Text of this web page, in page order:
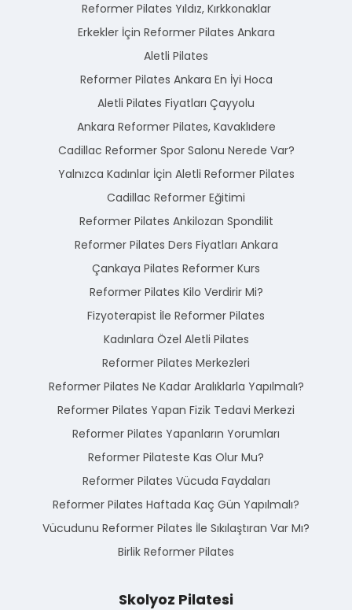
Reformer Pilates Yıldız, Kırkkonaklar
Erkekler İçin Reformer Pilates Ankara
Aletli Pilates
Reformer Pilates Ankara En İyi Hoca
Aletli Pilates Fiyatları Çayyolu
Ankara Reformer Pilates, Kavaklıdere
Cadillac Reformer Spor Salonu Nerede Var?
Yalnızca Kadınlar İçin Aletli Reformer Pilates
Cadillac Reformer Eğitimi
Reformer Pilates Ankilozan Spondilit
Reformer Pilates Ders Fiyatları Ankara
Çankaya Pilates Reformer Kurs
Reformer Pilates Kilo Verdirir Mi?
Fizyoterapist İle Reformer Pilates
Kadınlara Özel Aletli Pilates
Reformer Pilates Merkezleri
Reformer Pilates Ne Kadar Aralıklarla Yapılmalı?
Reformer Pilates Yapan Fizik Tedavi Merkezi
Reformer Pilates Yapanların Yorumları
Reformer Pilateste Kas Olur Mu?
Reformer Pilates Vücuda Faydaları
Reformer Pilates Haftada Kaç Gün Yapılmalı?
Vücudunu Reformer Pilates İle Sıkılaştıran Var Mı?
Birlik Reformer Pilates
Skolyoz Pilatesi